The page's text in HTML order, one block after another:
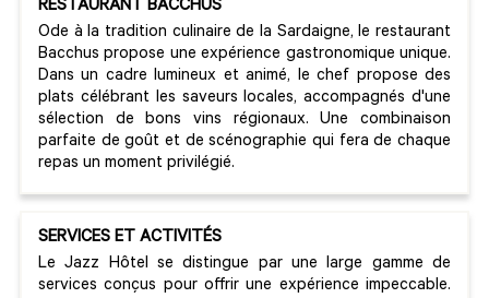
RESTAURANT BACCHUS
Ode à la tradition culinaire de la Sardaigne, le restaurant
Bacchus propose une expérience gastronomique unique.
Dans un cadre lumineux et animé, le chef propose des
plats célébrant les saveurs locales, accompagnés d'une
sélection de bons vins régionaux. Une combinaison
parfaite de goût et de scénographie qui fera de chaque
repas un moment privilégié.
SERVICES ET ACTIVITÉS
Le Jazz Hôtel se distingue par une large gamme de
services conçus pour offrir une expérience impeccable.